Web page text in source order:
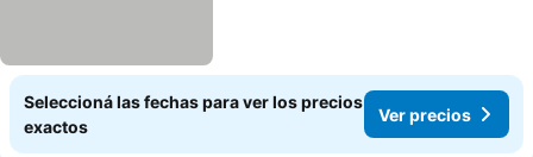
Seleccioná las fechas para ver los precios
exactos
Ver precios